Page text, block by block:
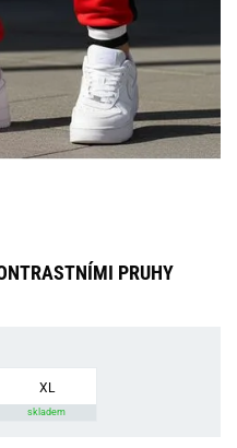
PRUHY
XL
skladem